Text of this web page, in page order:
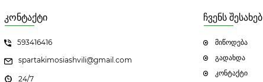
კონტაქტი
593416416
spartakimosiashvili@gmail.com
24/7
ჩვენს შესახებ
მიწოდება
გადახდა
კონტაქტი